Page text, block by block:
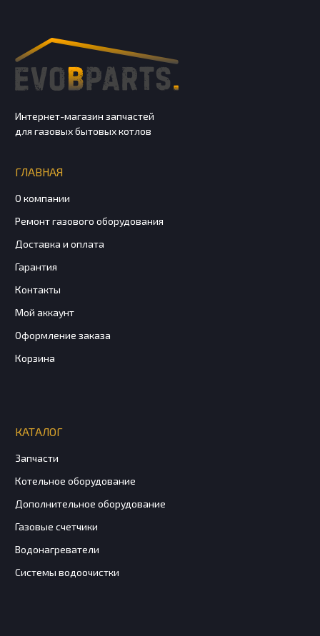
Интернет-магазин запчастей
для газовых бытовых котлов
ГЛАВНАЯ
О компании
Ремонт газового оборудования
Доставка и оплата
Гарантия
Контакты
Мой аккаунт
Оформление заказа
Корзина
КАТАЛОГ
Запчасти
Котельное оборудование
Дополнительное оборудование
Газовые счетчики
Водонагреватели
Системы водоочистки